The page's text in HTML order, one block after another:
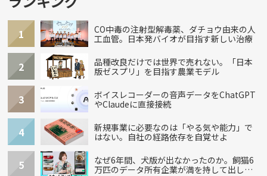
1
CO中毒の注射型解毒薬、ダチョウ由来の人
工血管。日本発バイオが目指す新しい治療
2
品種改良だけでは世界で売れない。「日本
版ゼスプリ」を目指す農業モデル
3
ボイスレコーダーの音声データをChatGPT
やClaudeに直接接続
4
新規事業に必要なのは「やる気や能力」で
はない。自社の経路依存を自覚せよ
5
なぜ6年間、犬版が出なかったのか。飼猫6
万匹のデータ所有企業が満を持して出し